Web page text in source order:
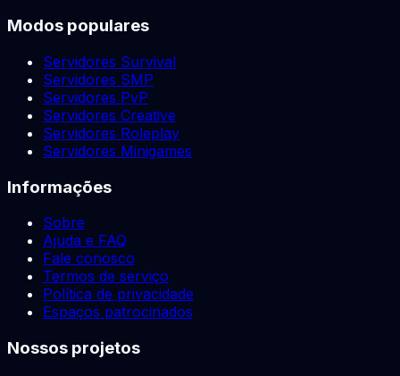
Modos populares
Servidores Survival
Servidores SMP
Servidores PvP
Servidores Creative
Servidores Roleplay
Servidores Minigames
Informações
Sobre
Ajuda e FAQ
Fale conosco
Termos de serviço
Política de privacidade
Espaços patrocinados
Nossos projetos